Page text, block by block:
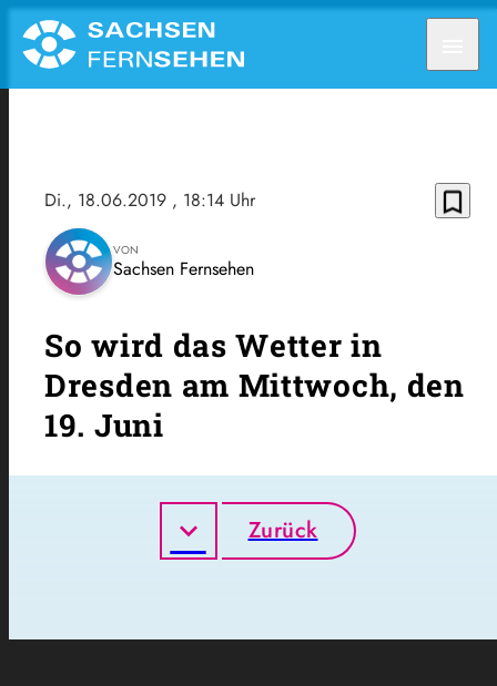
Di., 18.06.2019 , 18:14 Uhr bookmark_border
VON
Sachsen Fernsehen
So wird das Wetter in
Dresden am Mittwoch, den
19. Juni
Zurück